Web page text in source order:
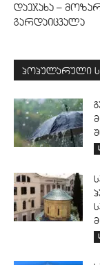
დაეჯახა –
გარდაიცვალა
პოპულარული